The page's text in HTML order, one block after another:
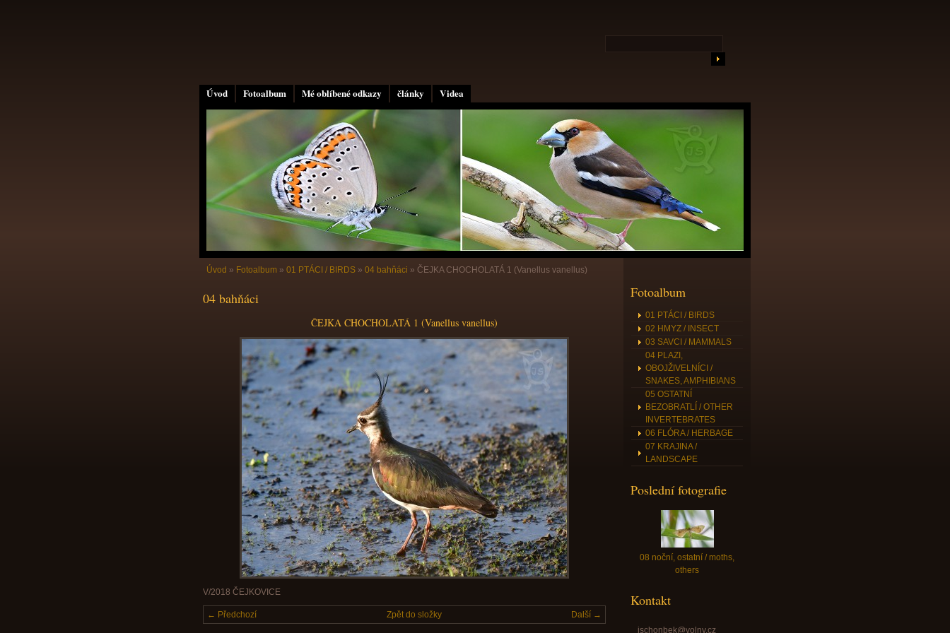
Úvod Fotoalbum Mé oblíbené odkazy články Videa
Úvod » Fotoalbum » 01 PTÁCI / BIRDS » 04 bahňáci » ČEJKA CHOCHOLATÁ 1 (Vanellus vanellus)
04 bahňáci
ČEJKA CHOCHOLATÁ 1 (Vanellus vanellus)
V/2018 ČEJKOVICE
← Předchozí Další →
Zpět do složky
Fotoalbum
01 PTÁCI / BIRDS
02 HMYZ / INSECT
03 SAVCI / MAMMALS
04 PLAZI,
OBOJŽIVELNÍCI /
SNAKES, AMPHIBIANS
05 OSTATNÍ
BEZOBRATLÍ / OTHER
INVERTEBRATES
06 FLÓRA / HERBAGE
07 KRAJINA /
LANDSCAPE
Poslední fotografie
08 noční, ostatní / moths,
others
Kontakt
jschonbek@volny.cz